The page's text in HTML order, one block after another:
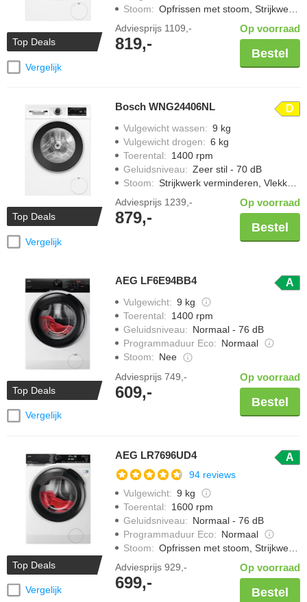
Top Deals
Vergelijk
Stoom: Opfrissen met stoom, Strijkwerk verminderen
Adviesprijs 1109,-
819,-
Op voorraad
Bestel
Top Deals
Vergelijk
Bosch WNG24406NL D
Vulgewicht wassen: 9 kg
Vulgewicht drogen: 6 kg
Toerental: 1400 rpm
Geluidsniveau: Zeer stil - 70 dB
Stoom: Strijkwerk verminderen, Vlekken verwijderen met stoom
Adviesprijs 1239,-
879,-
Op voorraad
Bestel
Top Deals
Vergelijk
AEG LF6E94BB4 A
Vulgewicht: 9 kg
Toerental: 1400 rpm
Geluidsniveau: Normaal - 76 dB
Programmaduur Eco: Normaal
Stoom: Nee
Adviesprijs 749,-
609,-
Op voorraad
Bestel
Top Deals
Vergelijk
AEG LR7696UD4 A
94 reviews
Vulgewicht: 9 kg
Toerental: 1600 rpm
Geluidsniveau: Normaal - 76 dB
Programmaduur Eco: Normaal
Stoom: Opfrissen met stoom, Strijkwerk verminderen
Adviesprijs 929,-
699,-
Op voorraad
Bestel